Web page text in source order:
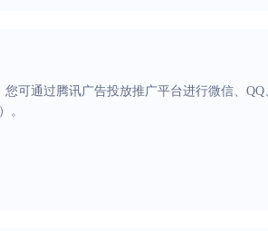
可通过腾讯广告投放推广平台进行微信、
。